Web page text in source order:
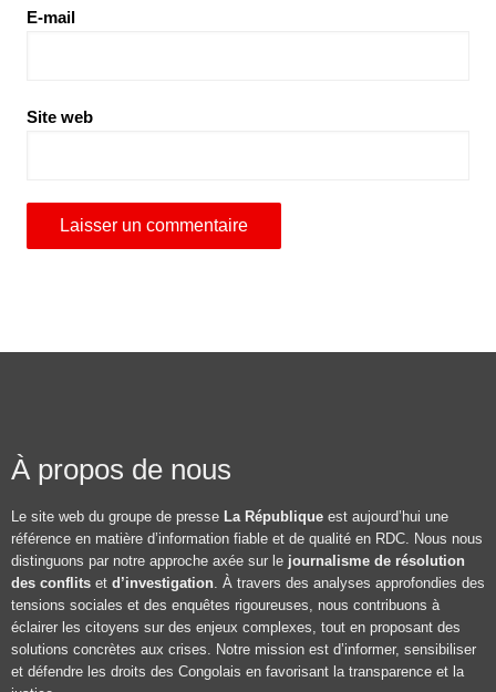
E-mail
Site web
À propos de nous
Le site web du groupe de presse La République est aujourd’hui une
référence en matière d’information fiable et de qualité en RDC. Nous nous
distinguons par notre approche axée sur le journalisme de résolution
des conflits et d’investigation. À travers des analyses approfondies des
tensions sociales et des enquêtes rigoureuses, nous contribuons à
éclairer les citoyens sur des enjeux complexes, tout en proposant des
solutions concrètes aux crises. Notre mission est d’informer, sensibiliser
et défendre les droits des Congolais en favorisant la transparence et la